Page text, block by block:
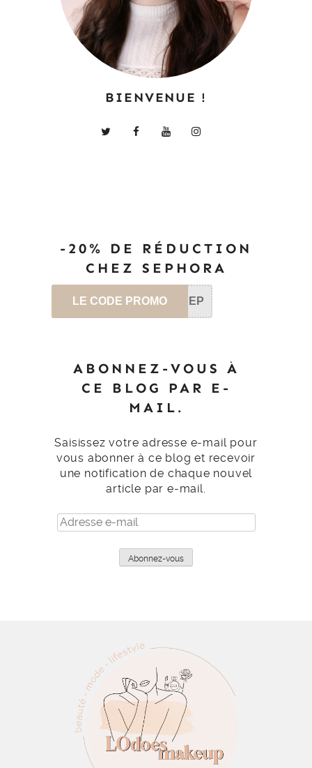
BIENVENUE !
-20% DE RÉDUCTION
CHEZ SEPHORA
LE CODE PROMO SEP
ABONNEZ-VOUS À
CE BLOG PAR E-
MAIL.
Saisissez votre adresse e-mail pour
vous abonner à ce blog et recevoir
une notification de chaque nouvel
article par e-mail.
Adresse
e-
Abonnez-vous